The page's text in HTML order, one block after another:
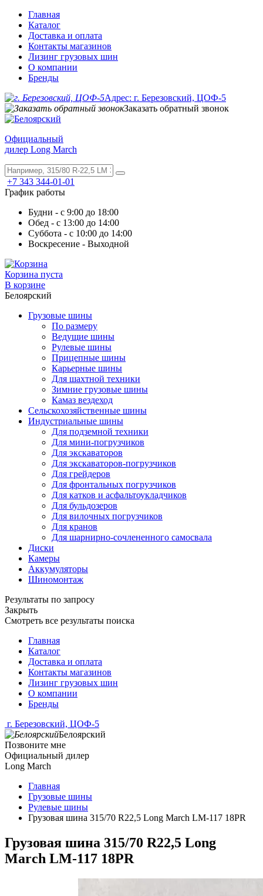
Главная
Каталог
Доставка и оплата
Контакты магазинов
Лизинг грузовых шин
О компании
Бренды
Адрес: г. Березовский, ЦОФ-5
Заказать обратный звонок
Официальный
дилер Long March
+7 343 344-01-01
График работы
Будни - с 9:00 до 18:00
Обед - с 13:00 до 14:00
Суббота - с 10:00 до 14:00
Воскресение - Выходной
Корзина пуста
В корзине
Белоярский
Грузовые шины
По размеру
Ведущие шины
Рулевые шины
Прицепные шины
Карьерные шины
Для шахтной техники
Зимние грузовые шины
Камаз вездеход
Сельскохозяйственные шины
Индустриальные шины
Для подземной техники
Для мини-погрузчиков
Для экскаваторов
Для экскаваторов-погрузчиков
Для грейдеров
Для фронтальных погрузчиков
Для катков и асфальтоукладчиков
Для бульдозеров
Для вилочных погрузчиков
Для кранов
Для шарнирно-сочлененного самосвала
Диски
Камеры
Аккумуляторы
Шиномонтаж
Результаты по запросу
Закрыть
Смотреть все результаты поиска
Главная
Каталог
Доставка и оплата
Контакты магазинов
Лизинг грузовых шин
О компании
Бренды
г. Березовский, ЦОФ-5
Белоярский
Позвоните мне
Официальный дилер
Long March
Главная
Грузовые шины
Рулевые шины
Грузовая шина 315/70 R22,5 Long March LM-117 18PR
Грузовая шина 315/70 R22,5 Long
March LM-117 18PR